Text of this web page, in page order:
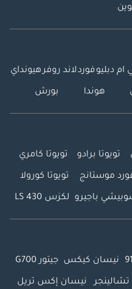
ام دبليوفوردلاند روفرهيونداي
هوندا بورش
تويوتا برادو تويوتا كامري
موستانج تويوتا كورولا
باجيرو لكزس LS 430
نيسان كيكس جيتور G700
نيسان إكس تريل